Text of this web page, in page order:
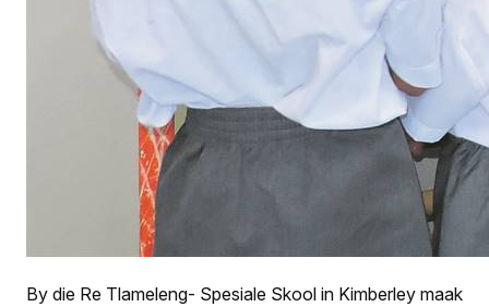
By die Re Tlameleng- Spesiale Skool in Kimberley maak